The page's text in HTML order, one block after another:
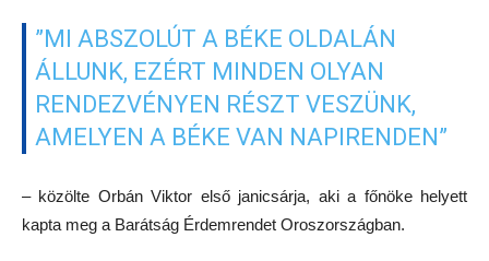
”MI ABSZOLÚT A BÉKE OLDALÁN
ÁLLUNK, EZÉRT MINDEN OLYAN
RENDEZVÉNYEN RÉSZT VESZÜNK,
AMELYEN A BÉKE VAN NAPIRENDEN”
– közölte Orbán Viktor első janicsárja, aki a főnöke helyett
kapta meg a Barátság Érdemrendet Oroszországban.